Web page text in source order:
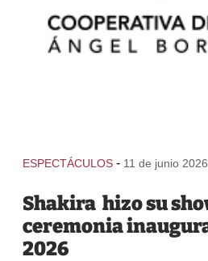
ESPECTÁCULOS - 11 de junio
Shakira hizo su
ceremonia
2026